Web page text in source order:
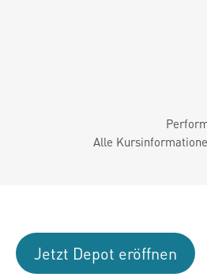
Alle
Jetzt Depot eröffnen